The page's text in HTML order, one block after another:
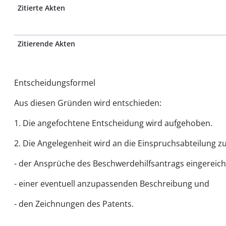
Zitierte Akten
Zitierende Akten
Entscheidungsformel
Aus diesen Gründen wird entschieden:
1. Die angefochtene Entscheidung wird aufgehoben.
2. Die Angelegenheit wird an die Einspruchsabteilung
- der Ansprüche des Beschwerdehilfsantrags
- einer eventuell anzupassenden Beschreibung und
- den Zeichnungen des Patents.